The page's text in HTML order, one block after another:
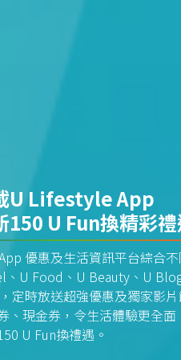
U Lifestyle App
150 U Fun換精彩禮
優惠及生活資訊平台綜合
、U Food、U Beauty、U
定時放送超強優惠及獨家影
、現金券，令生活體驗更全
U Fun換禮遇。